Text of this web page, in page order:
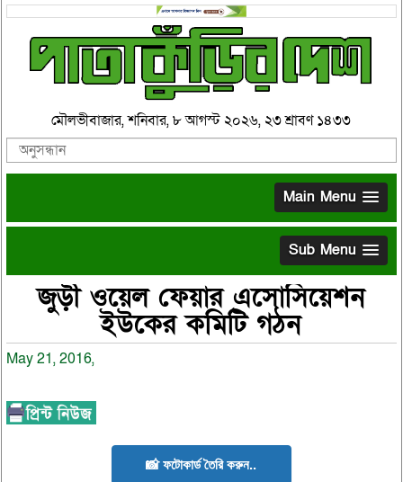
মৌলভীবাজার, শনিবার, ৮ আগস্ট ২০২৬, ২৩ শ্রাবণ ১৪৩৩
Main Menu
Sub Menu
জুড়ী ওয়েল ফেয়ার এসোসিয়েশন
ইউকের কমিটি গঠন
May 21, 2016,
📸 ফটোকার্ড তৈরি করুন..